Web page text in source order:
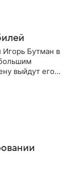
Бутман в
выйдут его